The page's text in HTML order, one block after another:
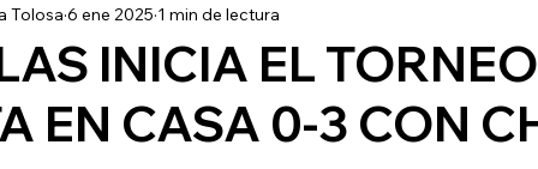
Partidos Oficiales Entrevistas
Contrataciones Sub17 Liguilla Material
INICIA EL
EN CASA 0-3 CON
Tolosa 6 ene 2025 1 min de lectura